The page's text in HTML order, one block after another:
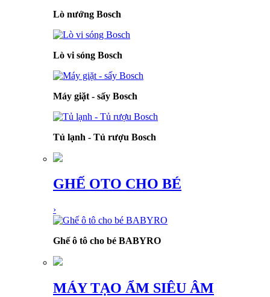
Lò nướng Bosch
Lò vi sóng Bosch
Máy giặt - sấy Bosch
Tủ lạnh - Tủ rượu Bosch
GHẾ OTO CHO BÉ
›
Ghế ô tô cho bé BABYRO
MÁY TẠO ẨM SIÊU ÂM